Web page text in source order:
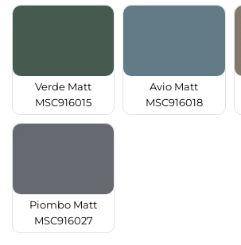
Verde Matt
MSC916015
Avio Matt
MSC916018
Piombo Matt
MSC916027